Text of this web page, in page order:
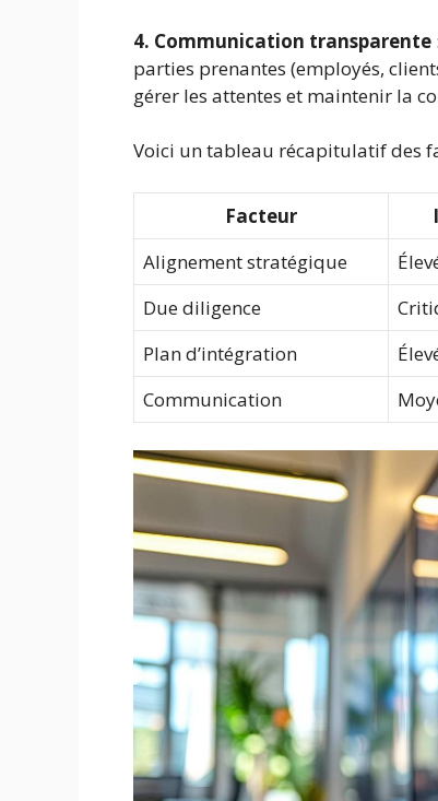
4. Communication transparente
parties prenantes (employés,
gérer les attentes et maintenir la
Voici un tableau récapitulatif des
Facteur
Alignement stratégique
Due diligence
Plan d’intégration
Communication